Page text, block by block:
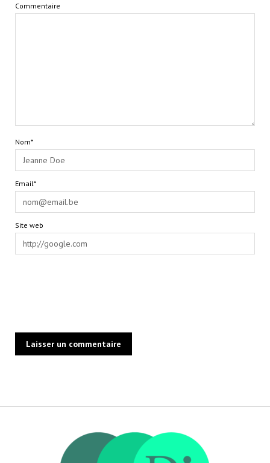
Commentaire
Nom*
Email*
Site web